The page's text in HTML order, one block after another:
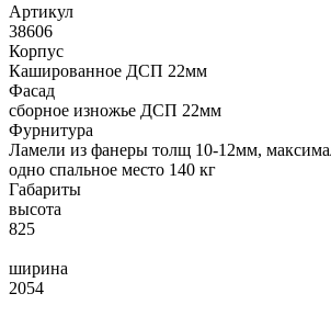
Артикул
38606
Корпус
Кашированное ДСП 22мм
Фасад
сборное изножье ДСП 22мм
Фурнитура
Ламели из фанеры толщ 10-12мм,
одно спальное место 140 кг
Габариты
высота
825
ширина
2054